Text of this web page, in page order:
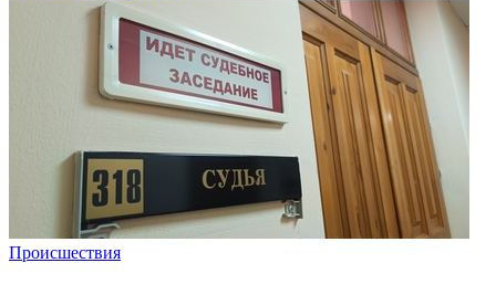
Происшествия